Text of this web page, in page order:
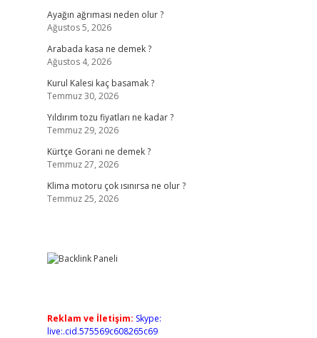
Ayağın ağrıması neden olur ?
Ağustos 5, 2026
Arabada kasa ne demek ?
Ağustos 4, 2026
Kurul Kalesi kaç basamak ?
Temmuz 30, 2026
Yıldırım tozu fiyatları ne kadar ?
Temmuz 29, 2026
Kürtçe Gorani ne demek ?
Temmuz 27, 2026
Klima motoru çok ısınırsa ne olur ?
Temmuz 25, 2026
Reklam ve İletişim: Skype:
live:.cid.575569c608265c69